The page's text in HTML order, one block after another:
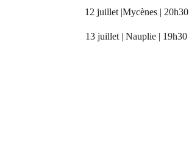
12 juillet |Mycènes | 20h30
13 juillet | Nauplie | 19h30